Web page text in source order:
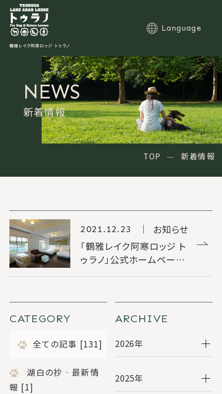
Language
NEWS
新着情報
TOP 新着情報
2021.12.23
お知らせ
「鶴雅レイク阿寒ロッジ ト
ゥラノ」公式ホームページ
リニューアルのお知らせ
CATEGORY
全ての記事 [131]
湖白の抄‐最新情
報 [1]
ARCHIVE
2026年
2025年
TOP
コンセプト
館内施設
アクセス
愛犬と愉しむ
WEB会員限定特別プラ
法人契約のお客様
マイページログイン
ご予約確認・変更
ご予約キャンセル
お問い合わせ 宿泊約款